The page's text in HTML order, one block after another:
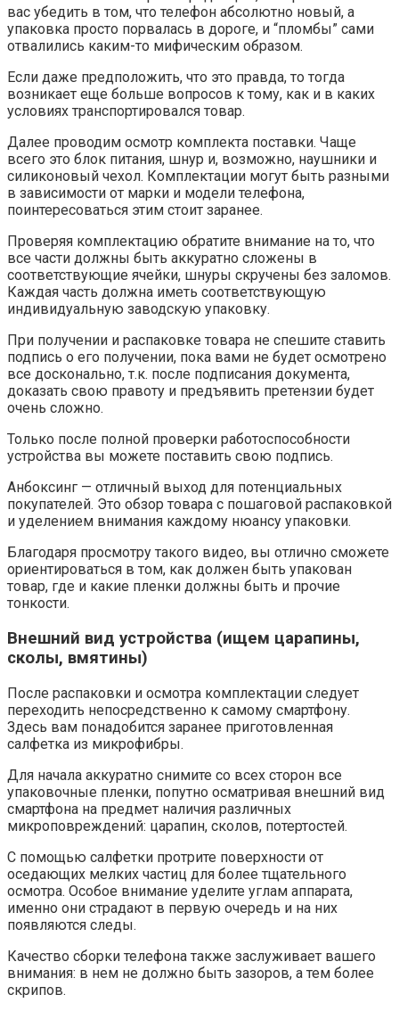
вас убедить в том, что телефон абсолютно новый, а
упаковка просто порвалась в дороге, и “пломбы” сами
отвалились каким-то мифическим образом.
Если даже предположить, что это правда, то тогда
возникает еще больше вопросов к тому, как и в каких
условиях транспортировался товар.
Далее проводим осмотр комплекта поставки. Чаще
всего это блок питания, шнур и, возможно, наушники и
силиконовый чехол. Комплектации могут быть разными
в зависимости от марки и модели телефона,
поинтересоваться этим стоит заранее.
Проверяя комплектацию обратите внимание на то, что
все части должны быть аккуратно сложены в
соответствующие ячейки, шнуры скручены без заломов.
Каждая часть должна иметь соответствующую
индивидуальную заводскую упаковку.
При получении и распаковке товара не спешите ставить
подпись о его получении, пока вами не будет осмотрено
все досконально, т.к. после подписания документа,
доказать свою правоту и предъявить претензии будет
очень сложно.
Только после полной проверки работоспособности
устройства вы можете поставить свою подпись.
Анбоксинг — отличный выход для потенциальных
покупателей. Это обзор товара с пошаговой распаковкой
и уделением внимания каждому нюансу упаковки.
Благодаря просмотру такого видео, вы отлично сможете
ориентироваться в том, как должен быть упакован
товар, где и какие пленки должны быть и прочие
тонкости.
Внешний вид устройства (ищем царапины,
сколы, вмятины)
После распаковки и осмотра комплектации следует
переходить непосредственно к самому смартфону.
Здесь вам понадобится заранее приготовленная
салфетка из микрофибры.
Для начала аккуратно снимите со всех сторон все
упаковочные пленки, попутно осматривая внешний вид
смартфона на предмет наличия различных
микроповреждений: царапин, сколов, потертостей.
С помощью салфетки протрите поверхности от
оседающих мелких частиц для более тщательного
осмотра. Особое внимание уделите углам аппарата,
именно они страдают в первую очередь и на них
появляются следы.
Качество сборки телефона также заслуживает вашего
внимания: в нем не должно быть зазоров, а тем более
скрипов.